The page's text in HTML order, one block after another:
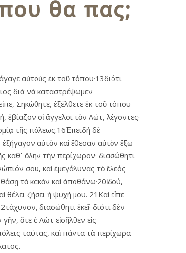
θα πας;
αὐτοὺς ἐκ τοῦ τόπου·13διότι
διὰ νὰ καταστρέψωμεν
Σηκώθητε, ἐξέλθετε ἐκ τοῦ τόπου
ἐβίαζον οἱ ἄγγελοι τὸν Λώτ, λέγοντες·
τῆς πόλεως.16Ἐπειδή δὲ
αὐτὸν καὶ ἔθεσαν αὐτὸν ἔξω
καθ᾿ ὅλην τὴν περίχωρον· διασώθητι
σου, καὶ ἐμεγάλυνας τὸ ἔλεός
τὸ κακὸν καὶ ἀποθάνω·20ἰδού,
θέλει ζήσει ἡ ψυχή μου. 21Καὶ εἶπε
διασώθητι ἐκεῖ· διότι δὲν
ὅτε ὁ Λὼτ εἰσῆλθεν εἰς
ταύτας, καὶ πάντα τὰ περίχωρα